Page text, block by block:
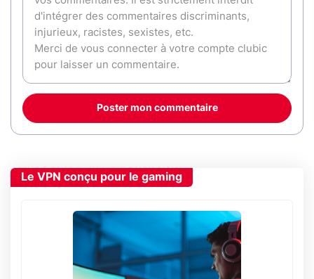
Poster mon commentaire
Le VPN conçu pour le gaming